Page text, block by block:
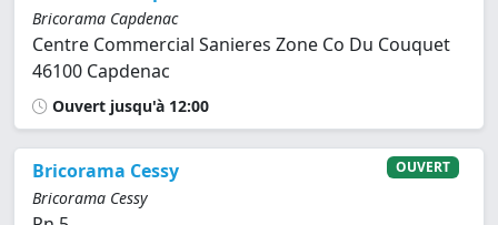
Bricorama Capdenac
Centre Commercial Sanieres Zone Co Du Couquet
46100 Capdenac
Ouvert jusqu'à 12:00
Bricorama Cessy
Bricorama Cessy
OUVERT